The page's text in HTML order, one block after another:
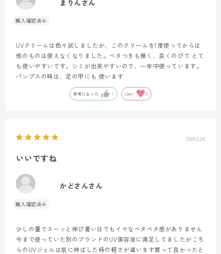
まりんさん
UVクリームは色々試しましたが、このクリームを1度使ってからは
他のものは使えなくなりました。ベタつきも無く、良くのびて とて
も使いやすいです。シミが出来やすいので、一年中使っています。
パンプスの時は、足の甲にも 使います
参考になった 1 Like! 0
2026.6.26
いいですね
かどさんさん
少しの量でスーッと伸び暑い日でもイヤなベタベタ感がありません
今まで使っていた別のブランドのUV美容液に満足してましたがこち
らのUVジェルは肌に伸ばした時の軽さが違います買って良かったと